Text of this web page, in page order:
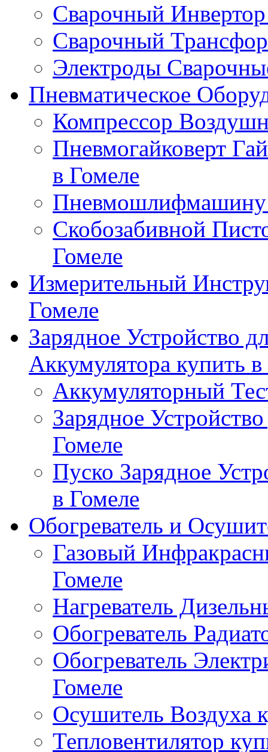
Сварочный
Сварочный
Электроды
Пневматическое
Компрессор
Пневмогайковерт
в Гомеле
Пневмошлифмашину
Скобозабивной
Гомеле
Измерительный
Гомеле
Зарядное Устройство
Аккумулятора купить
Аккумуляторный
Зарядное
Гомеле
Пуско Зарядное
в Гомеле
Обогреватель и
Газовый
Гомеле
Нагреватель
Обогреватель
Обогреватель
Гомеле
Осушитель Воздуха
Тепловентилятор